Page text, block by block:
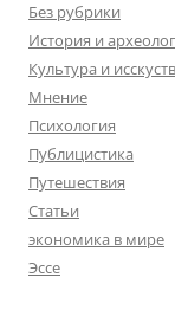
Без рубрики
История и
Культура и
Мнение
Психология
Публицистика
Путешествия
Статьи
экономика в мире
Эссе